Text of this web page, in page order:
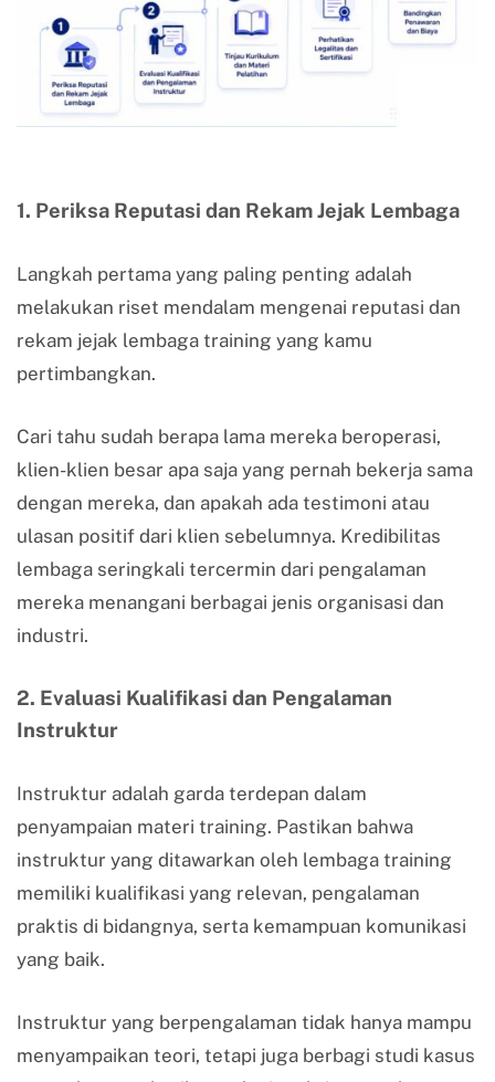
1. Periksa Reputasi dan Rekam Jejak Lembaga
Langkah pertama yang paling penting adalah
melakukan riset mendalam mengenai reputasi dan
rekam jejak lembaga training yang kamu
pertimbangkan.
Cari tahu sudah berapa lama mereka beroperasi,
klien-klien besar apa saja yang pernah bekerja sama
dengan mereka, dan apakah ada testimoni atau
ulasan positif dari klien sebelumnya. Kredibilitas
lembaga seringkali tercermin dari pengalaman
mereka menangani berbagai jenis organisasi dan
industri.
2. Evaluasi Kualifikasi dan Pengalaman
Instruktur
Instruktur adalah garda terdepan dalam
penyampaian materi training. Pastikan bahwa
instruktur yang ditawarkan oleh lembaga training
memiliki kualifikasi yang relevan, pengalaman
praktis di bidangnya, serta kemampuan komunikasi
yang baik.
Instruktur yang berpengalaman tidak hanya mampu
menyampaikan teori, tetapi juga berbagi studi kasus